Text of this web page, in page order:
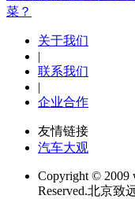
菜？
关于我们
|
联系我们
|
企业合作
友情链接
汽车大观
Copyright © 2009
Reserved.北京致